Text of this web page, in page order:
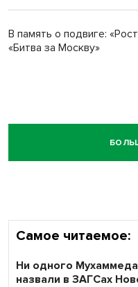
В память о подвиге:
«Битва за Москву»
Самое читаемое:
Ни одного
назвали в ЗАГСах